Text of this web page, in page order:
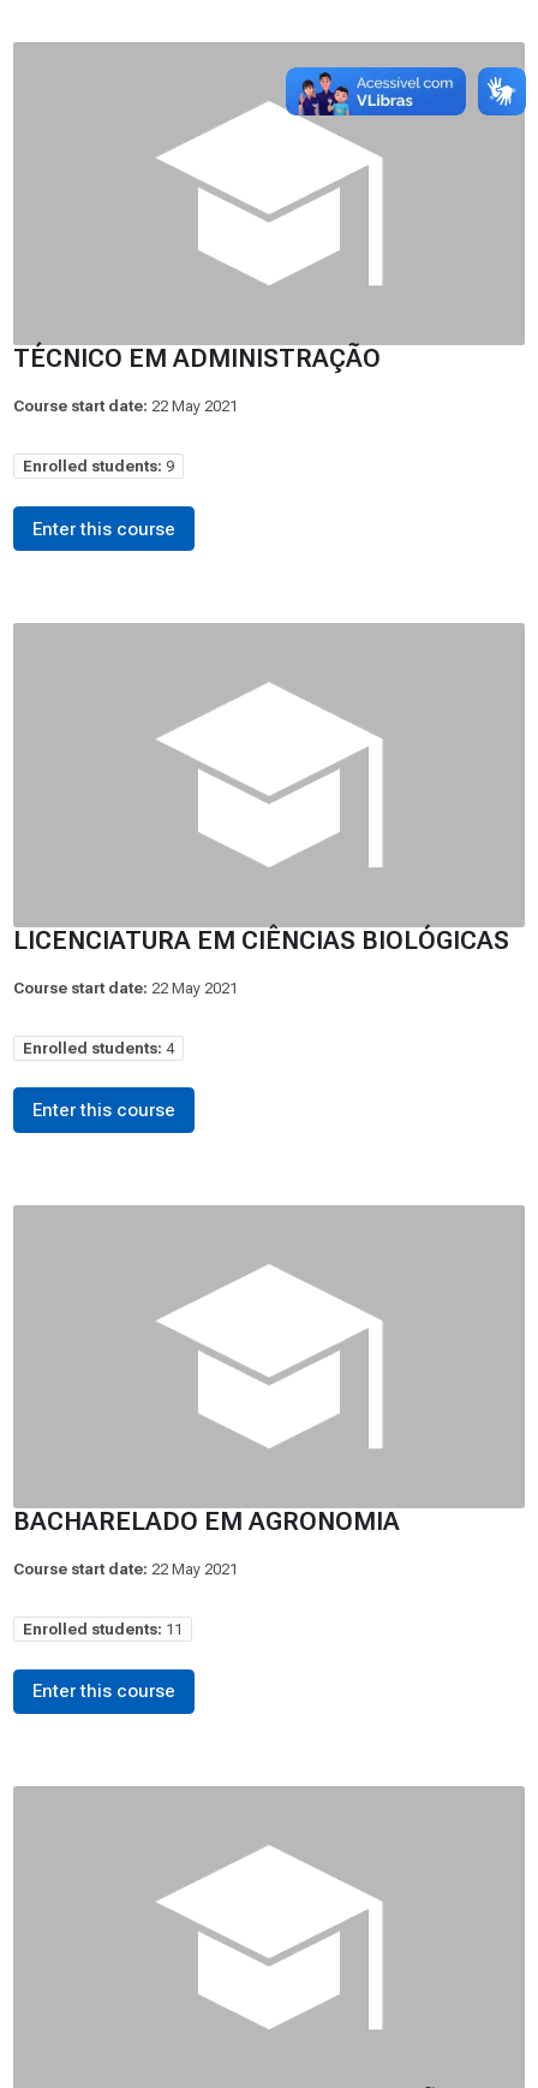
TÉCNICO EM ADMINISTRAÇÃO
Course start date: 22 May 2021
Enrolled students: 9
Enter this course
LICENCIATURA EM CIÊNCIAS BIOLÓGICAS
Course start date: 22 May 2021
Enrolled students: 4
Enter this course
BACHARELADO EM AGRONOMIA
Course start date: 22 May 2021
Enrolled students: 11
Enter this course